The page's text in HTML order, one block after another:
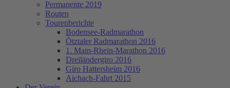
Permanente 2019
Routen
Tourenberichte
Bodensee-Radmarathon
Ötztaler Radmarathon 2016
1. Main-Rhein-Marathon 2016
Dreiländergiro 2016
Giro Hattersheim 2016
Aichach-Fahrt 2015